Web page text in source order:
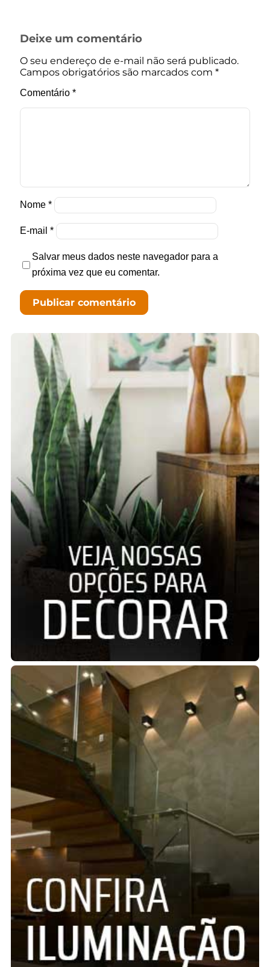
Deixe um comentário
O seu endereço de e-mail não será publicado.
Campos obrigatórios são marcados com *
Comentário *
Nome *
E-mail *
Salvar meus dados neste navegador para a
próxima vez que eu comentar.